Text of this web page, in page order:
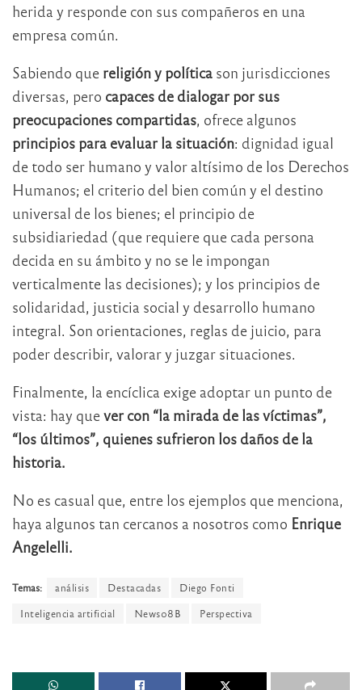
herida y responde con sus compañeros en una
empresa común.
Sabiendo que religión y política son jurisdicciones
diversas, pero capaces de dialogar por sus
preocupaciones compartidas, ofrece algunos
principios para evaluar la situación: dignidad igual
de todo ser humano y valor altísimo de los Derechos
Humanos; el criterio del bien común y el destino
universal de los bienes; el principio de
subsidiariedad (que requiere que cada persona
decida en su ámbito y no se le impongan
verticalmente las decisiones); y los principios de
solidaridad, justicia social y desarrollo humano
integral. Son orientaciones, reglas de juicio, para
poder describir, valorar y juzgar situaciones.
Finalmente, la encíclica exige adoptar un punto de
vista: hay quever con “la mirada de las víctimas”,
“los últimos”, quienes sufrieron los daños de la
historia.
No es casual que, entre los ejemplos que menciona,
haya algunos tan cercanos a nosotros como Enrique
Angelelli.
Temas: análisis Destacadas
Diego Fonti
Inteligencia artificial
News08B Perspectiva